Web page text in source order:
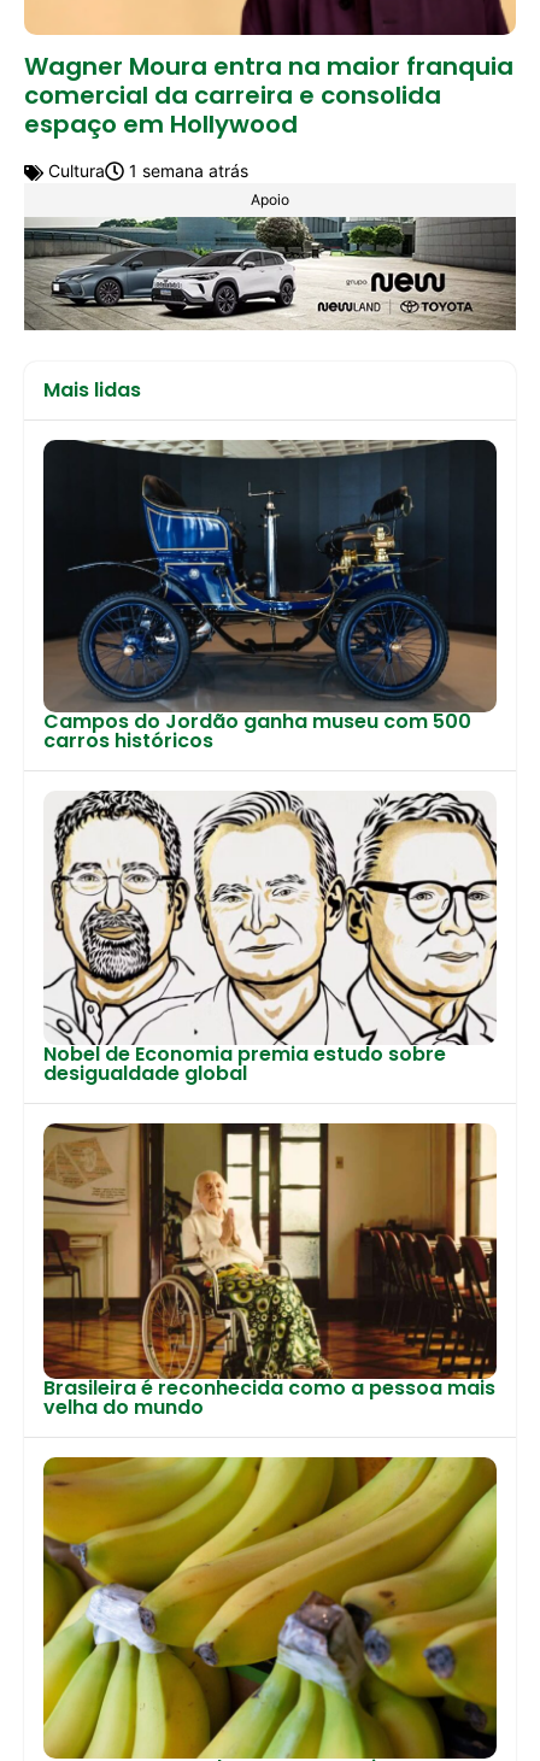
Wagner Moura entra na maior franquia
comercial da carreira e consolida
espaço em Hollywood
Cultura 1 semana atrás
Apoio
Mais lidas
Campos do Jordão ganha museu com 500
carros históricos
Nobel de Economia premia estudo sobre
desigualdade global
Brasileira é reconhecida como a pessoa mais
velha do mundo